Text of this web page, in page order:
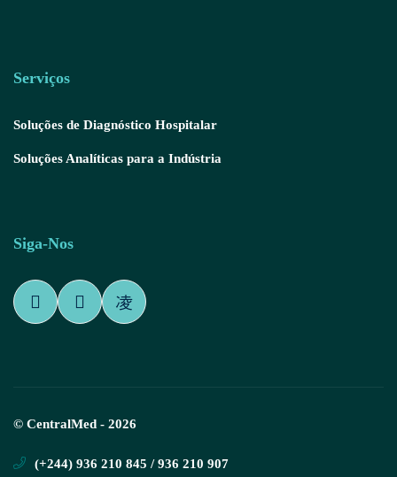
Serviços
Soluções de Diagnóstico Hospitalar
Soluções Analíticas para a Indústria
Siga-Nos
© CentralMed - 2026
(+244) 936 210 845 / 936 210 907